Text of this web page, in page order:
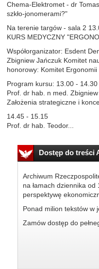
Chema-Elektromet - dr
szkło-jonomerami?"
Na terenie targów - sala 2
KURS MEDYCZNY
Współorganizator: Esdent
Zbigniew Jańczuk Komitet
honorowy: Komitet Ergonomii
Program kursu: 13.00 - 14.30
Prof. dr hab. n med.
Założenia strategiczne i
14.45 - 15.15
Prof. dr hab. Teodor...
Dostęp do treści
Archiwum
na łamach dziennika
perspektywę
Ponad milion tekstów w
Zamów dostęp do